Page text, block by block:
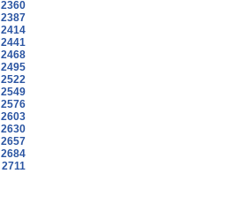
2360
2387
2414
2441
2468
2495
2522
2549
2576
2603
2630
2657
2684
2711